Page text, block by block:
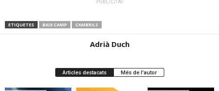
PUBLICITAT
ETIQUETES BAIX CAMP CAMBRILS
Adrià Duch
Articles destacats Més de l'autor